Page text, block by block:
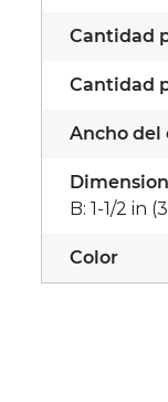
Cantidad
Cantidad
Ancho del
B: 1-1/2 in
Color